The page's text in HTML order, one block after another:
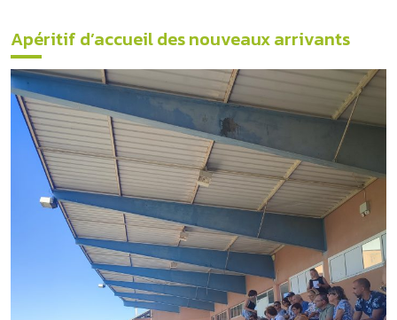
Apéritif d’accueil des nouveaux arrivants